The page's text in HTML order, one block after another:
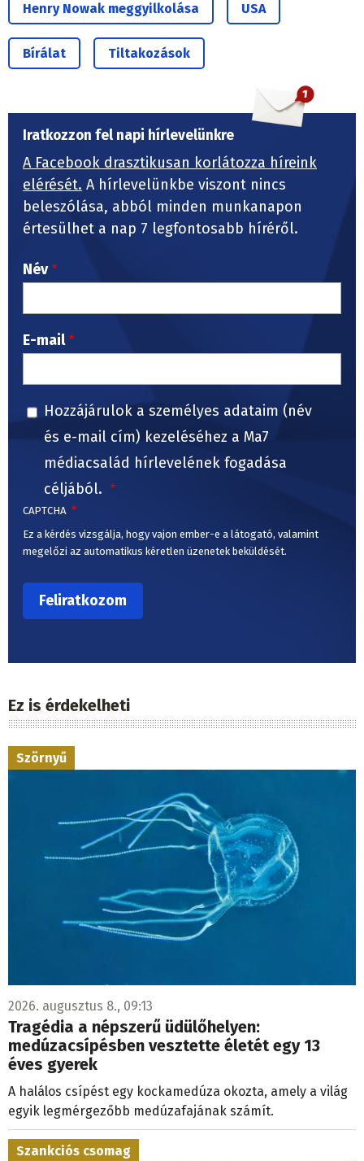
Henry Nowak meggyilkolása USA
Bírálat Tiltakozások
Iratkozzon fel napi hírlevelünkre
A Facebook drasztikusan korlátozza híreink
elérését. A hírlevelünkbe viszont nincs
beleszólása, abból minden munkanapon
értesülhet a nap 7 legfontosabb híréről.
Név
E-mail
Hozzájárulok a személyes adataim (név
és e-mail cím) kezeléséhez a Ma7
médiacsalád hírlevelének fogadása
céljából.
CAPTCHA
Ez a kérdés vizsgálja, hogy vajon ember-e a látogató, valamint
megelőzi az automatikus kéretlen üzenetek beküldését.
Ez is érdekelheti
Szörnyű
2026. augusztus 8., 09:13
Tragédia a népszerű üdülőhelyen:
medúzacsípésben vesztette életét egy 13
éves gyerek
A halálos csípést egy kockamedúza okozta, amely a világ
egyik legmérgezőbb medúzafajának számít.
Szankciós csomag